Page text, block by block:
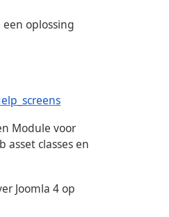
oplossing
Module voor
classes en
Joomla 4 op